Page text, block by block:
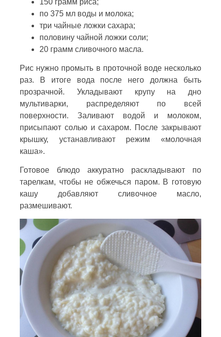
по 375 мл воды и молока;
три чайные ложки сахара;
половину чайной ложки соли;
20 грамм сливочного масла.
Рис нужно промыть в проточной воде несколько
раз. В итоге вода после него должна быть
прозрачной. Укладывают крупу на дно
мультиварки, распределяют по всей
поверхности. Заливают водой и молоком,
присыпают солью и сахаром. После закрывают
крышку, устанавливают режим «молочная
каша».
Готовое блюдо аккуратно раскладывают по
тарелкам, чтобы не обжечься паром. В готовую
кашу добавляют сливочное масло,
размешивают.